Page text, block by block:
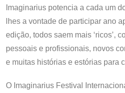
Imaginarius potencia a cada um
lhes a vontade de participar ano
edição, todos saem mais ‘ricos’,
pessoais e profissionais, novos
e muitas histórias e estórias para
O Imaginarius Festival